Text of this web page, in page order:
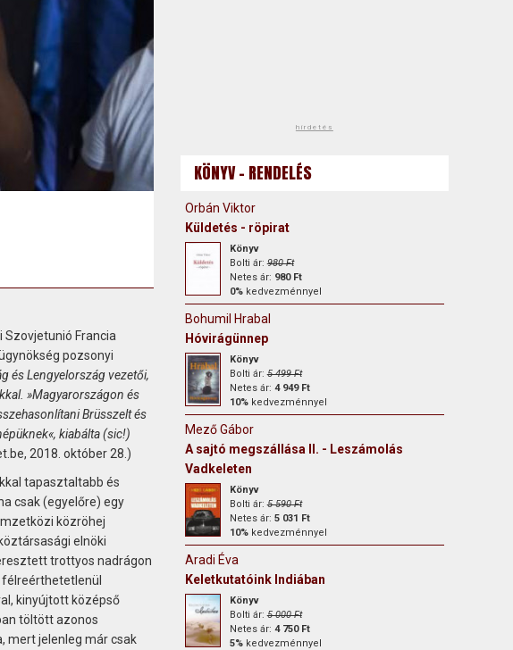
Szovjetunió Francia
pozsonyi
és Lengyelország vezetői,
»Magyarországon és
Brüsszelt és
kiabálta (sic!)
2018. október 28.)
tapasztaltabb és
csak (egyelőre) egy
közröhej
elnöki
trottyos nadrágon
kinyújtott középső
töltött azonos
mert jelenleg már csak
hirdetés
KÖNYV - RENDELÉS
Orbán Viktor
Küldetés - röpirat
Könyv
Bolti ár:980 Ft
Netes ár: 980 Ft
0%kedvezménnyel
Bohumil Hrabal
Hóvirágünnep
Könyv
Bolti ár:5 499 Ft
Netes ár: 4 949 Ft
10%kedvezménnyel
Mező Gábor
A sajtó megszállása II. - Leszámolás
Vadkeleten
Könyv
Bolti ár:5 590 Ft
Netes ár: 5 031 Ft
10%kedvezménnyel
Aradi Éva
Keletkutatóink Indiában
Könyv
Bolti ár:5 000 Ft
Netes ár: 4 750 Ft
5%kedvezménnyel